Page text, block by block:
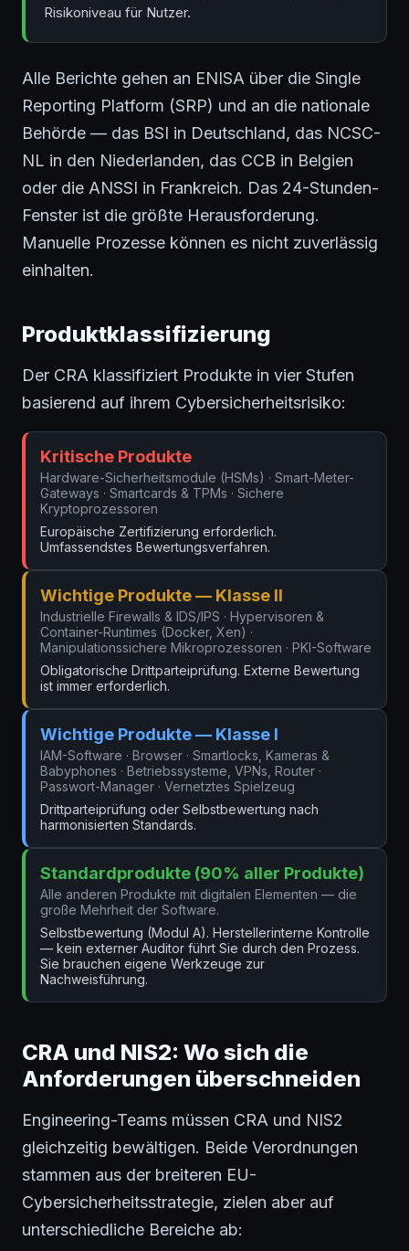
Risikoniveau für Nutzer.
Alle Berichte gehen an ENISA über die Single
Reporting Platform (SRP) und an die nationale
Behörde — das BSI in Deutschland, das NCSC-
NL in den Niederlanden, das CCB in Belgien
oder die ANSSI in Frankreich. Das 24-Stunden-
Fenster ist die größte Herausforderung.
Manuelle Prozesse können es nicht zuverlässig
einhalten.
Produktklassifizierung
Der CRA klassifiziert Produkte in vier Stufen
basierend auf ihrem Cybersicherheitsrisiko:
Kritische Produkte
Hardware-Sicherheitsmodule (HSMs) · Smart-Meter-
Gateways · Smartcards & TPMs · Sichere
Kryptoprozessoren
Europäische Zertifizierung erforderlich.
Umfassendstes Bewertungsverfahren.
Wichtige Produkte — Klasse II
Industrielle Firewalls & IDS/IPS · Hypervisoren &
Container-Runtimes (Docker, Xen) ·
Manipulationssichere Mikroprozessoren · PKI-Software
Obligatorische Drittparteiprüfung. Externe Bewertung
ist immer erforderlich.
Wichtige Produkte — Klasse I
IAM-Software · Browser · Smartlocks, Kameras &
Babyphones · Betriebssysteme, VPNs, Router ·
Passwort-Manager · Vernetztes Spielzeug
Drittparteiprüfung oder Selbstbewertung nach
harmonisierten Standards.
Standardprodukte (90% aller Produkte)
Alle anderen Produkte mit digitalen Elementen — die
große Mehrheit der Software.
Selbstbewertung (Modul A). Herstellerinterne Kontrolle
— kein externer Auditor führt Sie durch den Prozess.
Sie brauchen eigene Werkzeuge zur
Nachweisführung.
CRA und NIS2: Wo sich die
Anforderungen überschneiden
Engineering-Teams müssen CRA und NIS2
gleichzeitig bewältigen. Beide Verordnungen
stammen aus der breiteren EU-
Cybersicherheitsstrategie, zielen aber auf
unterschiedliche Bereiche ab: